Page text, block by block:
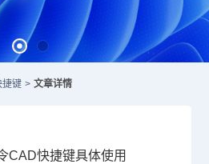
捷键 > 文章详情
CAD快捷键具体使用